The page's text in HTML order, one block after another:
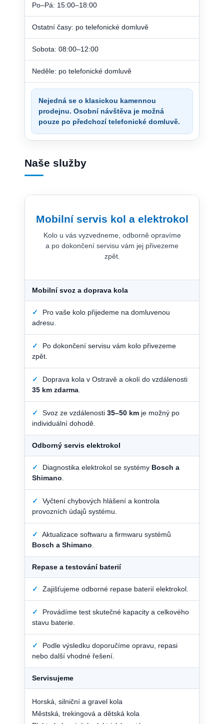
Po–Pá: 15:00–18:00
Ostatní časy: po telefonické domluvě
Sobota: 08:00–12:00
Neděle: po telefonické domluvě
Nejedná se o klasickou kamennou
prodejnu. Osobní návštěva je možná
pouze po předchozí telefonické domluvě.
Naše služby
Mobilní servis kol a elektrokol
Kolo u vás vyzvedneme, odborně opravíme
a po dokončení servisu vám jej přivezeme
zpět.
Mobilní svoz a doprava kola
✓
Pro vaše kolo přijedeme na domluvenou
adresu.
✓
Po dokončení servisu vám kolo přivezeme
zpět.
✓
Doprava kola v Ostravě a okolí do vzdálenosti
35 km zdarma
✓ Svoz ze vzdálenosti 35–50 km je možný po
individuální dohodě.
Odborný servis elektrokol
✓ Diagnostika elektrokol se systémy Bosch a
Shimano
✓
Vyčtení chybových hlášení a kontrola
provozních údajů systému.
✓
Aktualizace softwaru a firmwaru systémů
Bosch a Shimano
Repase a testování baterií
✓ Zajišťujeme odborné repase baterií elektrokol.
✓
Provádíme test skutečné kapacity a celkového
stavu baterie.
✓
Podle výsledku doporučíme opravu, repasi
nebo další vhodné řešení.
Servisujeme
Horská, silniční a gravel kola
Městská, trekingová a dětská kola